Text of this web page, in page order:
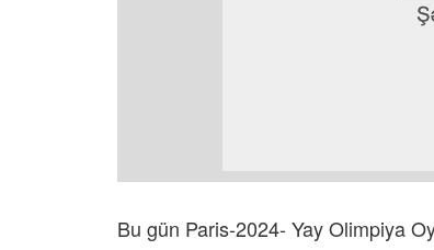
Bu gün Paris-2024- Yay Olimpiya